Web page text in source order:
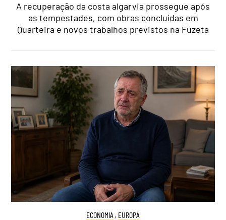
A recuperação da costa algarvia prossegue após
as tempestades, com obras concluídas em
Quarteira e novos trabalhos previstos na Fuzeta
ECONOMIA , EUROPA